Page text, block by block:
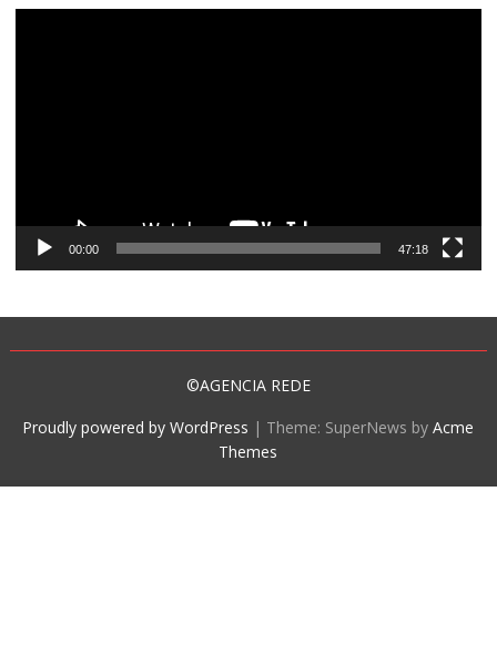
00:00 47:18
©AGENCIA REDE
Proudly powered by WordPress | Theme: SuperNews byAcme
Themes